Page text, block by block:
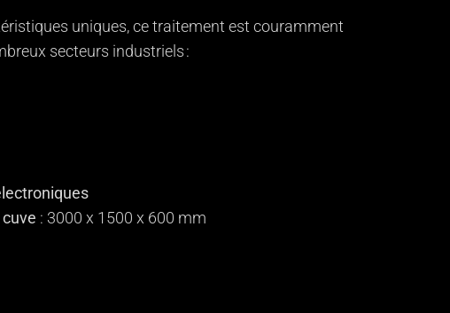
uniques, ce traitement est couramment
secteurs industriels :
: 3000 x 1500 x 600 mm